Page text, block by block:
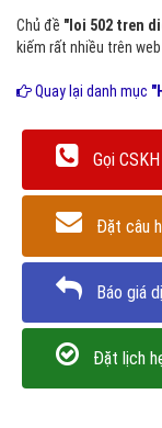
Chủ đề "loi 502 tren
kiếm rất nhiều trên
Quay lại danh mục
Gọi CSKH
Đặt câu
Báo giá
Đặt lịch